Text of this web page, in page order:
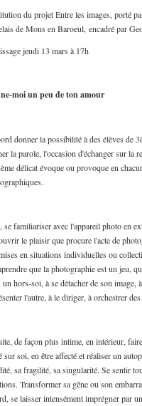
du projet Entre les images, porté
de Mons en Baroeul, encadré par
jeudi 13 mars à 17h
moi un peu de ton amour
donner la possibilité à des élèves de
la parole, l'occasion d'échanger sur la
délicat évoque ou provoque en
se familiariser avec l'appareil photo en
le plaisir que procure l'acte de
en situations individuelles ou
que la photographie est un jeu,
un hors-soi, à se détacher de son image,
l'autre, à le diriger, à orchestrer
de façon plus intime, en intérieur,
sur soi, en être affecté et réaliser un
sa fragilité, sa singularité. Se sentir
Transformer sa gêne ou son
se laisser intensément imprégner par